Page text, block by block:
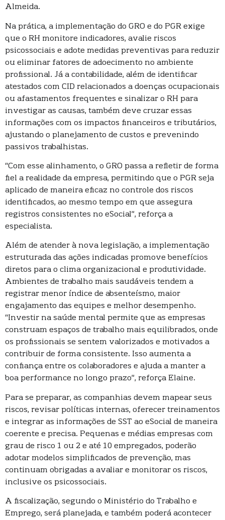
Almeida.
Na prática, a implementação do GRO e do PGR exige
que o RH monitore indicadores, avalie riscos
psicossociais e adote medidas preventivas para reduzir
ou eliminar fatores de adoecimento no ambiente
profissional. Já a contabilidade, além de identificar
atestados com CID relacionados a doenças ocupacionais
ou afastamentos frequentes e sinalizar o RH para
investigar as causas, também deve cruzar essas
informações com os impactos financeiros e tributários,
ajustando o planejamento de custos e prevenindo
passivos trabalhistas.
“Com esse alinhamento, o GRO passa a refletir de forma
fiel a realidade da empresa, permitindo que o PGR seja
aplicado de maneira eficaz no controle dos riscos
identificados, ao mesmo tempo em que assegura
registros consistentes no eSocial”, reforça a
especialista.
Além de atender à nova legislação, a implementação
estruturada das ações indicadas promove benefícios
diretos para o clima organizacional e produtividade.
Ambientes de trabalho mais saudáveis tendem a
registrar menor índice de absenteísmo, maior
engajamento das equipes e melhor desempenho.
“Investir na saúde mental permite que as empresas
construam espaços de trabalho mais equilibrados, onde
os profissionais se sentem valorizados e motivados a
contribuir de forma consistente. Isso aumenta a
confiança entre os colaboradores e ajuda a manter a
boa performance no longo prazo”, reforça Elaine.
Para se preparar, as companhias devem mapear seus
riscos, revisar políticas internas, oferecer treinamentos
e integrar as informações de SST ao eSocial de maneira
coerente e precisa. Pequenas e médias empresas com
grau de risco 1 ou 2 e até 10 empregados, poderão
adotar modelos simplificados de prevenção, mas
continuam obrigadas a avaliar e monitorar os riscos,
inclusive os psicossociais.
A fiscalização, segundo o Ministério do Trabalho e
Emprego, será planejada, e também poderá acontecer